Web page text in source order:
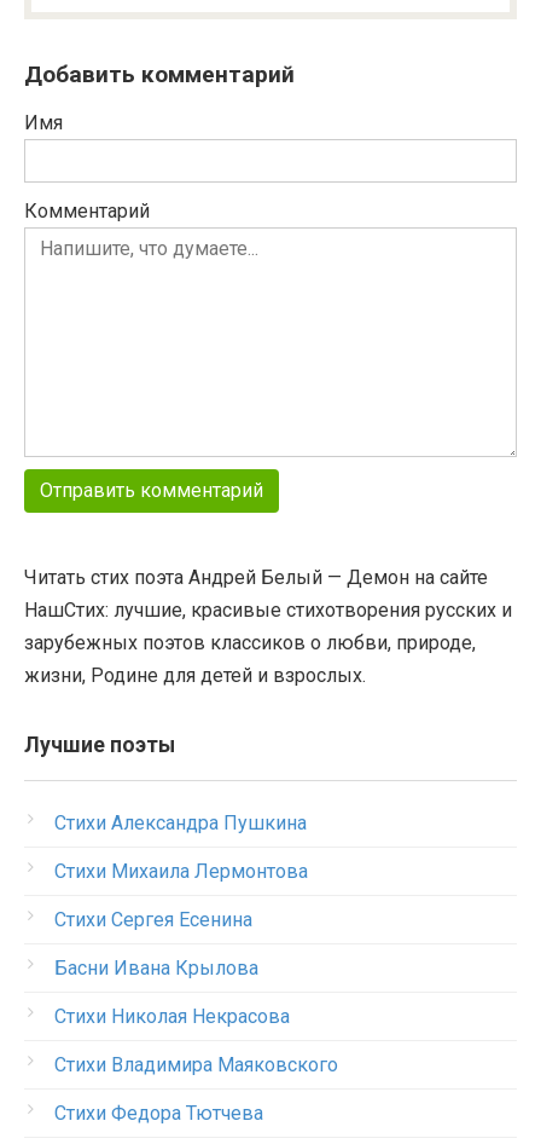
Добавить комментарий
Имя
Комментарий
Читать стих поэта Андрей Белый — Демон на сайте
НашСтих: лучшие, красивые стихотворения русских и
зарубежных поэтов классиков о любви, природе,
жизни, Родине для детей и взрослых.
Лучшие поэты
Стихи Александра Пушкина
Стихи Михаила Лермонтова
Стихи Сергея Есенина
Басни Ивана Крылова
Стихи Николая Некрасова
Стихи Владимира Маяковского
Стихи Федора Тютчева